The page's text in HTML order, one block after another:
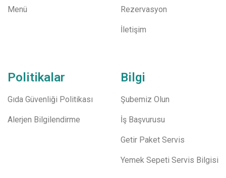
Menü Rezervasyon
İletişim
Bilgi
Şubemiz Olun
İş Başvurusu
Getir Paket Servis
Yemek Sepeti Servis Bilgisi
Politikalar
Gıda Güvenliği Politikası
Alerjen Bilgilendirme